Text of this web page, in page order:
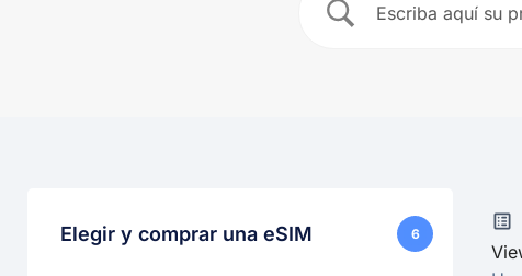
Elegir y comprar una eSIM 6